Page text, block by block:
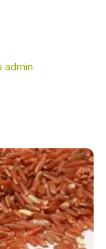
admin